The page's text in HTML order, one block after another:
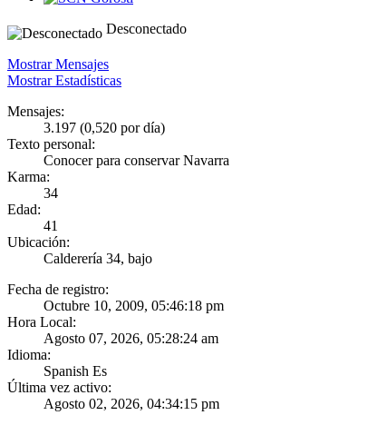
Desconectado
Mostrar Mensajes
Mostrar Estadísticas
Mensajes:
3.197 (0,520 por día)
Texto personal:
Conocer para conservar Navarra
Karma:
34
Edad:
41
Ubicación:
Calderería 34, bajo
Fecha de registro:
Octubre 10, 2009, 05:46:18 pm
Hora Local:
Agosto 07, 2026, 05:28:24 am
Idioma:
Spanish Es
Última vez activo:
Agosto 02, 2026, 04:34:15 pm